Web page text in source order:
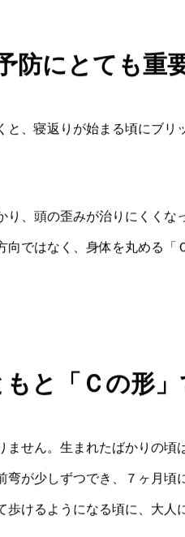
防にとても重
、寝返りが始まる頃にブリ
、頭の歪みが治りにくくな
ではなく、身体を丸める「
と「Ｃの形」
せん。生まれたばかりの頃
が少しずつでき、７ヶ月頃
けるようになる頃に、大人